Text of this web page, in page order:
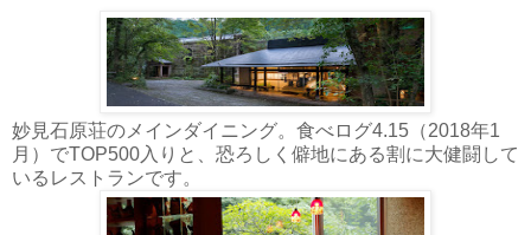
妙見石原荘のメインダイニング。食べログ4.15（2018年1
月）でTOP500入りと、恐ろしく僻地にある割に大健闘して
いるレストランです。